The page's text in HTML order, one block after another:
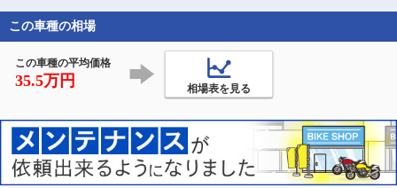
#お蕎麦
トを吊る梁もあるので
便利にはなったかな
この車種の相場
この車種の平均価格
35.5万円 相場表を見る